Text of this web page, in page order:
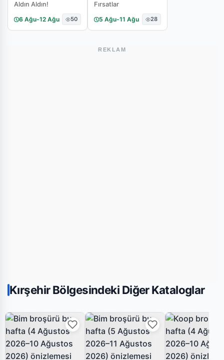
Aldın Aldın!
6 Ağu-12 Ağu 50
Fırsatlar
5 Ağu-11 Ağu 28
REKLAM
Kırşehir Bölgesindeki Diğer Kataloglar